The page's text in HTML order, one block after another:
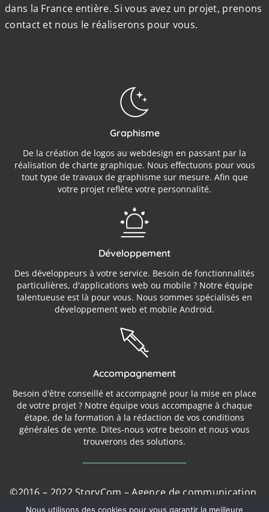
dans la France entière. Si vous avez un projet, prenons
contact et nous le réaliserons pour vous.
Graphisme
De la création de logos au webdesign en passant par la
réalisation de charte graphique. Nous effectuons pour vous
tout type de travaux de graphisme sur mesure. Afin que
votre projet reflète votre personnalité.
Développement
Des développeurs à votre service. Besoin de fonctionnalités
particulières, d'applications web ou mobile ? Notre équipe
talentueuse est là pour vous. Nous sommes spécialisés en
développement web et mobile Android.
Accompagnement
Besoin d'être conseillé et accompagné pour la mise en place
de votre projet ? Notre équipe vous accompagne à chaque
étape, de la formation à la rédaction de vos conditions
générales de vente. Dites-nous votre besoin et nous vous
trouverons des solutions.
©2016 – 2022 StoryCom – Agence de communication,
de création de site et de conseils dans le var
Nous utilisons des cookies pour vous garantir la meilleure